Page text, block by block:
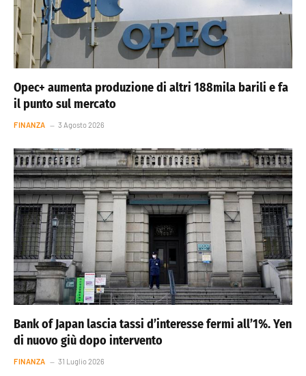
Opec+ aumenta produzione di altri 188mila barili e fa
il punto sul mercato
FINANZA 3 Agosto 2026
Bank of Japan lascia tassi d’interesse fermi all’1%. Yen
di nuovo giù dopo intervento
FINANZA 31 Luglio 2026